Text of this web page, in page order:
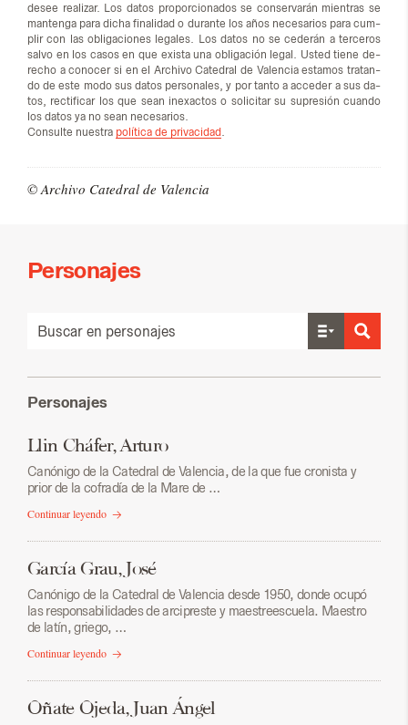
desee rea­li­zar. Los da­tos pro­por­cio­na­dos se con­ser­va­rán mien­tras se
man­ten­ga para di­cha fi­na­li­dad o du­ran­te los años ne­ce­sa­rios para cum­
plir con las obli­ga­cio­nes le­ga­les. Los da­tos no se ce­de­rán a ter­ce­ros
sal­vo en los ca­sos en que exis­ta una obli­ga­ción le­gal. Us­ted tie­ne de­
re­cho a co­no­cer si en el Ar­chi­vo Ca­te­dral de Va­len­cia es­ta­mos tra­tan­
do de este modo sus da­tos per­so­na­les, y por tan­to a ac­ce­der a sus da­
tos, rec­ti­fi­car los que sean inexac­tos o so­li­ci­tar su su­pre­sión cuan­do
los da­tos ya no sean ne­ce­sa­rios.
Con­sul­te nues­tra política de privacidad
© Ar­chi­vo Ca­te­dral de Va­len­cia
Personajes
Personajes
Llin Cháfer, Arturo
Canónigo de la Catedral de Valencia, de la que fue cronista y
prior de la cofradía de la Mare de …
Continuar leyendo
García Grau, José
Canónigo de la Catedral de Valencia desde 1950, donde ocupó
las responsabilidades de arcipreste y maestreescuela. Maestro
de latín, griego, …
Continuar leyendo
Oñate Ojeda, Juan Ángel